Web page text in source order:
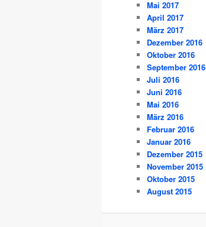
Mai 2017
April 2017
März 2017
Dezember 2016
Oktober 2016
September 2016
Juli 2016
Juni 2016
Mai 2016
März 2016
Februar 2016
Januar 2016
Dezember 2015
November 2015
Oktober 2015
August 2015